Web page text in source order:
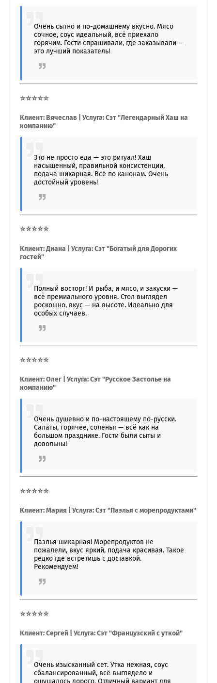
Очень сытно и по-домашнему вкусно. Мясо
сочное, соус идеальный, всё приехало
горячим. Гости спрашивали, где заказывали —
это лучший показатель!
⭐⭐⭐⭐⭐
Клиент: Вячеслав | Услуга: Сэт "Легендарный Хаш на
компанию"
Это не просто еда — это ритуал! Хаш
насыщенный, правильной консистенции,
подача шикарная. Всё по канонам. Очень
достойный уровень!
⭐⭐⭐⭐⭐
Клиент: Диана | Услуга: Сэт "Богатый для Дорогих
гостей"
Полный восторг! И рыба, и мясо, и закуски —
всё премиального уровня. Стол выглядел
роскошно, вкус — на высоте. Идеально для
особых случаев.
⭐⭐⭐⭐⭐
Клиент: Олег | Услуга: Сэт "Русское Застолье на
компанию"
Очень душевно и по-настоящему по-русски.
Салаты, горячее, соленья — всё как на
большом празднике. Гости были сыты и
довольны!
⭐⭐⭐⭐⭐
Клиент: Мария | Услуга: Сэт "Паэлья с морепродуктами"
Паэлья шикарная! Морепродуктов не
пожалели, вкус яркий, подача красивая. Такое
редко где встретишь с доставкой.
Рекомендуем!
⭐⭐⭐⭐⭐
Клиент: Сергей | Услуга: Сэт "Французский с уткой"
Очень изысканный сет. Утка нежная, соус
сбалансированный, всё выглядело и
ощущалось дорого. Отличный вариант для